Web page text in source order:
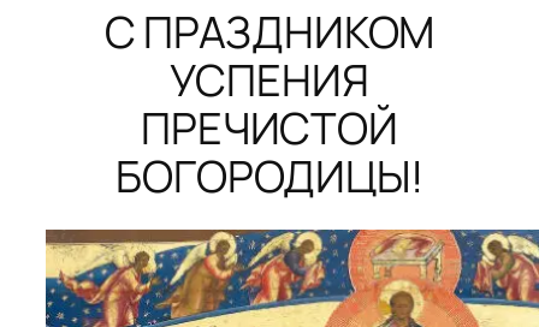
С ПРАЗДНИКОМ
УСПЕНИЯ
ПРЕЧИСТОЙ
БОГОРОДИЦЫ!